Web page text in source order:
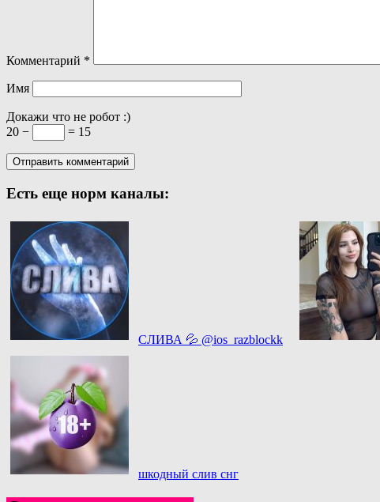
Комментарий *
Имя
Докажи что не робот :)
20 −
= 15
Есть еще норм каналы:
СЛИВА 💦 @ios_razblockk
шкодный слив снг